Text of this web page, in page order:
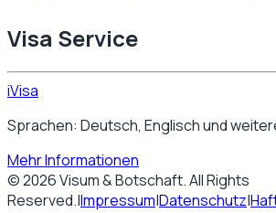
Visa Service
iVisa
Sprachen: Deutsch, Englisch und
Mehr Informationen
©2026Visum & Botschaft. All Rights
Reserved.|Impressum|Datenschutz|